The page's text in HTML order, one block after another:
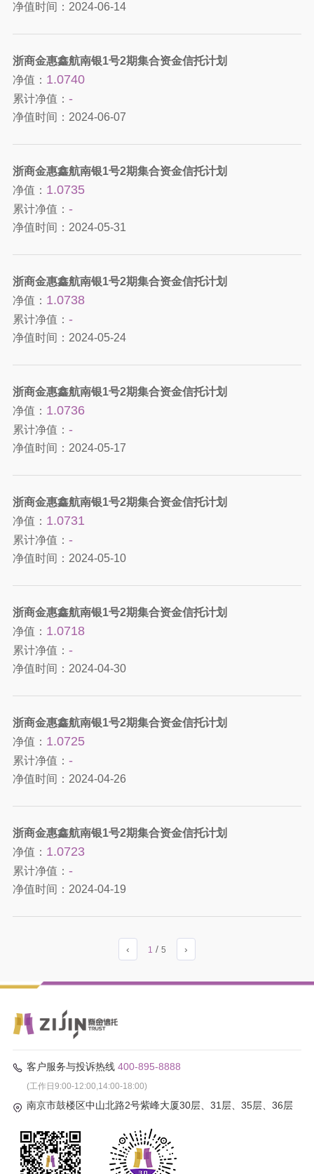
净值时间： 2024-06-14
浙商金惠鑫航南银1号2期集合资金信托计划
净值： 1.0740
累计净值： -
净值时间： 2024-06-07
浙商金惠鑫航南银1号2期集合资金信托计划
净值： 1.0735
累计净值： -
净值时间： 2024-05-31
浙商金惠鑫航南银1号2期集合资金信托计划
净值： 1.0738
累计净值： -
净值时间： 2024-05-24
浙商金惠鑫航南银1号2期集合资金信托计划
净值： 1.0736
累计净值： -
净值时间： 2024-05-17
浙商金惠鑫航南银1号2期集合资金信托计划
净值： 1.0731
累计净值： -
净值时间： 2024-05-10
浙商金惠鑫航南银1号2期集合资金信托计划
净值： 1.0718
累计净值： -
净值时间： 2024-04-30
浙商金惠鑫航南银1号2期集合资金信托计划
净值： 1.0725
累计净值： -
净值时间： 2024-04-26
浙商金惠鑫航南银1号2期集合资金信托计划
净值： 1.0723
累计净值： -
净值时间： 2024-04-19
‹ 1 / 5 ›
客户服务与投诉热线 400-895-8888
(工作日9:00-12:00,14:00-18:00)
南京市鼓楼区中山北路2号紫峰大厦30层、31层、35层、36层